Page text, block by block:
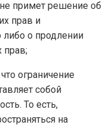
не примет решение об
прав и
о продлении
прав;
ограничение
собой
То есть,
на